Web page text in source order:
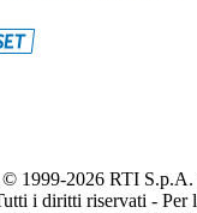
1999-2026 RTI S.p.A.
i diritti riservati - Per